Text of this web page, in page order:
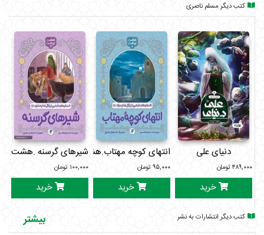
کتب دیگر مسلم ناصری
دنیای علی
۴۸۹,۰۰۰ تومان
خرید
انتهای کوچه مهتاب.هشت بهشت6
۹۵,۰۰۰تومان
خرید
شیرهای گرسنه .هشت
۱۰۰,۰۰۰ تومان
خرید
کتب دیگر انتشارات به نشر بیشتر